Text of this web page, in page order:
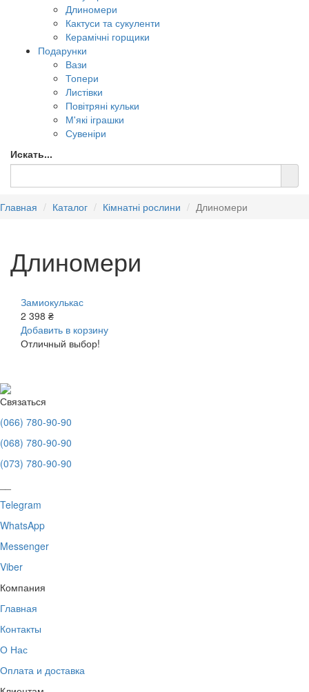
Длиномери
Кактуси та сукуленти
Керамічні горщики
Подарунки
Вази
Топери
Листівки
Повітряні кульки
М'які іграшки
Сувеніри
Искать...
Главная Каталог Кімнатні рослини Длиномери
Длиномери
Замиокулькас
2 398 ₴
Добавить в корзину
Отличный выбор!
Связаться
(066) 780-90-90
(068) 780-90-90
(073) 780-90-90
Telegram
WhatsApp
Messenger
Viber
Компания
Главная
Контакты
О Нас
Оплата и доставка